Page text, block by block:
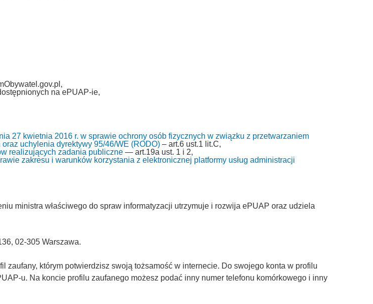
na ePUAP-ie,
27 kwietnia 2016 r. w sprawie ochrony osób fizycznych w związku z przetwarzaniem
uchylenia dyrektywy 95/46/WE (RODO) – art.6 ust.1 lit.C,
realizujących zadania publiczne — art.19a ust. 1 i 2,
zakresu i warunków korzystania z elektronicznej platformy usług administracji
ministra właściwego do spraw informatyzacji utrzymuje i rozwija ePUAP oraz udziela
02-305 Warszawa.
zaufany, którym potwierdzisz swoją tożsamość w internecie. Do swojego konta w profilu
u. Na koncie profilu zaufanego możesz podać inny numer telefonu komórkowego i inny